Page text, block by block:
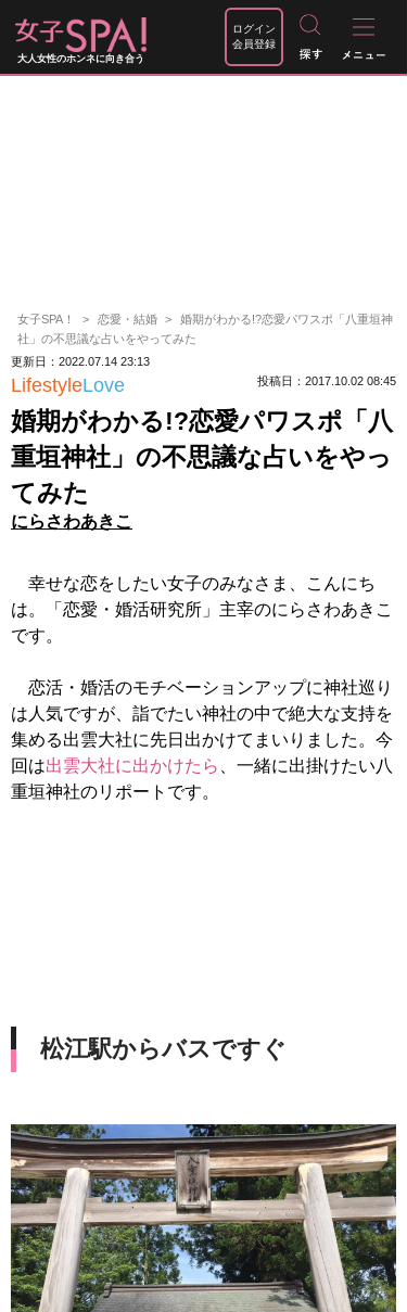
大人女性のホンネに向き合う
ログイン
会員登録
女子SPA！ 恋愛・結婚
婚期がわかる!?恋愛パワスポ「八重垣神
社」の不思議な占いをやってみた
更新日：2022.07.14 23:13
LifestyleLove 投稿日：2017.10.02 08:45
婚期がわかる!?恋愛パワスポ「八
重垣神社」の不思議な占いをやっ
てみた
にらさわあきこ
幸せな恋をしたい女子のみなさま、こんにち
は。「恋愛・婚活研究所」主宰のにらさわあきこ
です。
恋活・婚活のモチベーションアップに神社巡り
は人気ですが、詣でたい神社の中で絶大な支持を
集める出雲大社に先日出かけてまいりました。今
回は出雲大社に出かけたら
、一緒に出掛けたい八
重垣神社のリポートです。
松江駅からバスですぐ